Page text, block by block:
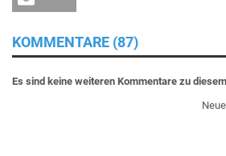
KOMMENTARE (87)
Es sind keine weiteren Kommentare zu